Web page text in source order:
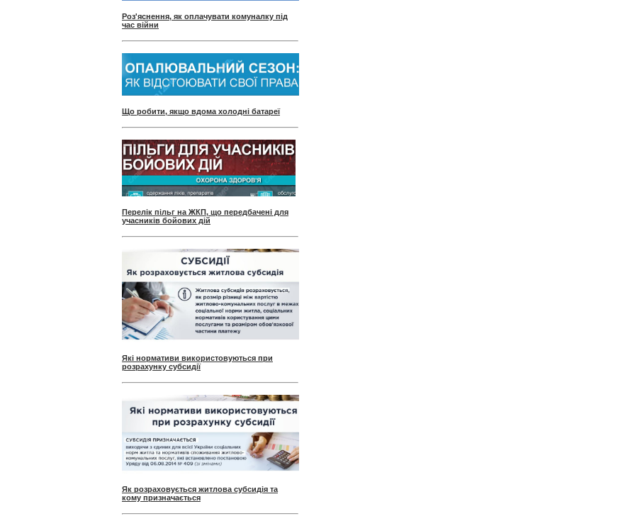
Роз'яснення, як оплачувати комуналку під
час війни
Що робити, якщо вдома холодні батареї
Перелік пільг на ЖКП, що передбачені для
учасників бойових дій
Які нормативи використовуються при
розрахунку субсидії
Як розраховується житлова субсидія та
кому призначається